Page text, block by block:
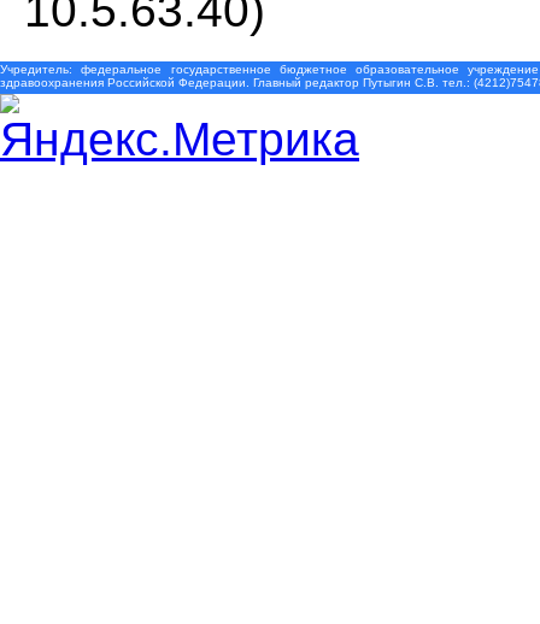
Учредитель: федеральное государственное бюджетное образовательное
здравоохранения Российской Федерации. Главный редактор Путыгин С.В. тел.: